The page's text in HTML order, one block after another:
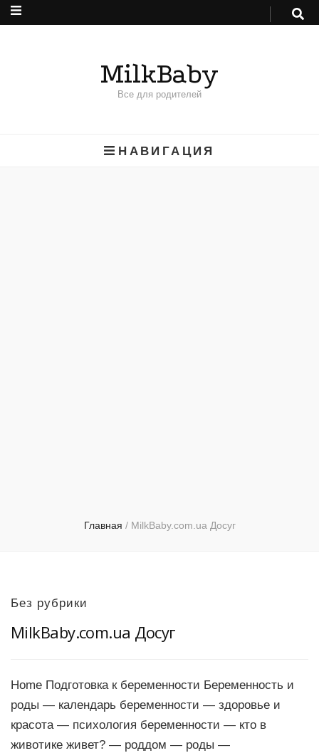
MilkBaby
Все для родителей
НАВИГАЦИЯ
Главная / MilkBaby.com.ua Досуг
Без рубрики
MilkBaby.com.ua Досуг
Home Подготовка к беременности Беременность и
роды — календарь беременности — здоровье и
красота — психология беременности — кто в
животике живет? — роддом — роды —